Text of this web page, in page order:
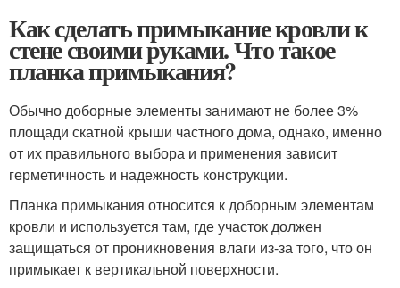
Как сделать примыкание кровли к
стене своими руками. Что такое
планка примыкания?
Обычно доборные элементы занимают не более 3%
площади скатной крыши частного дома, однако, именно
от их правильного выбора и применения зависит
герметичность и надежность конструкции.
Планка примыкания относится к доборным элементам
кровли и используется там, где участок должен
защищаться от проникновения влаги из-за того, что он
примыкает к вертикальной поверхности.